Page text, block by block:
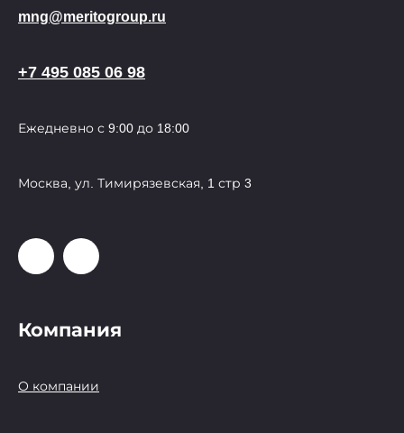
mng@meritogroup.ru
+7 495 085 06 98
Ежедневно с 9:00 до 18:00
Москва, ул. Тимирязевская, 1 стр 3
Компания
О компании